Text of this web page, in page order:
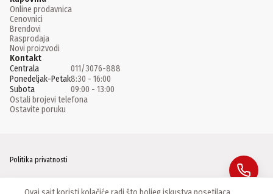
Online prodavnica
Cenovnici
Brendovi
Rasprodaja
Novi proizvodi
Kontakt
Centrala
011/3076-888
Ponedeljak-Petak8:30 - 16:00
Subota
09:00 - 13:00
Ostali brojevi telefona
Ostavite poruku
Politika privatnosti